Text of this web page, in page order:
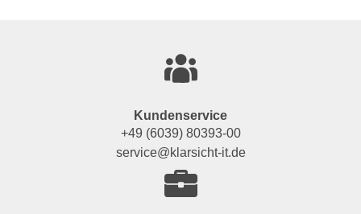
Kundenservice
+49 (6039) 80393-00
service@klarsicht-it.de